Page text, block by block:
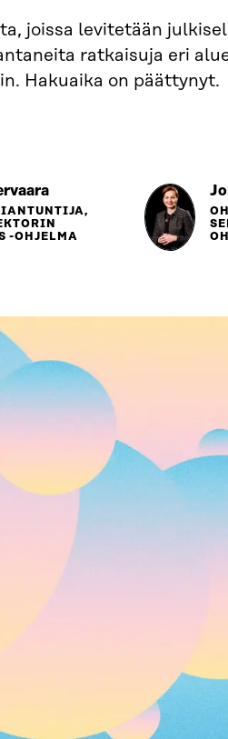
joissa levitetään
ratkaisuja eri
Hakuaika on päättynyt.
-OHJELMA